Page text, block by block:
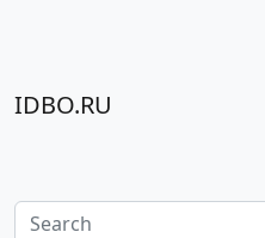
IDBO.RU